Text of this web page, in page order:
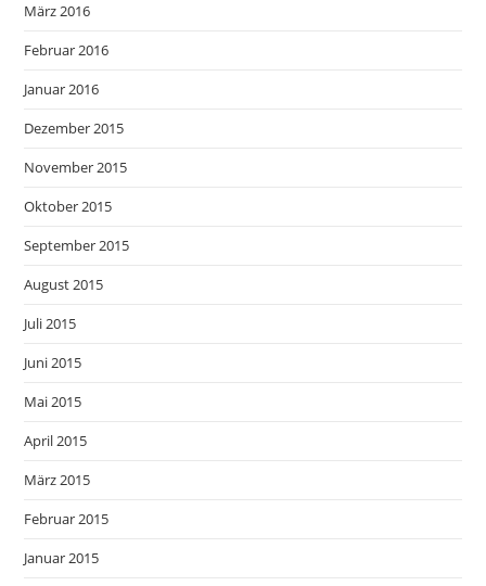
März 2016
Februar 2016
Januar 2016
Dezember 2015
November 2015
Oktober 2015
September 2015
August 2015
Juli 2015
Juni 2015
Mai 2015
April 2015
März 2015
Februar 2015
Januar 2015